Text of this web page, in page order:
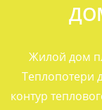
Жилой дом
Теплопотери
контур